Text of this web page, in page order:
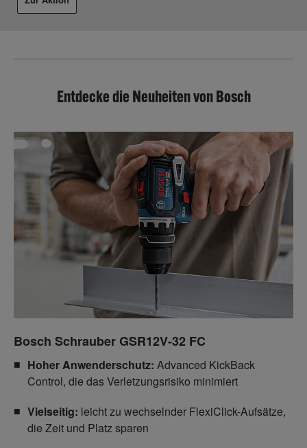
Entdecke die Neuheiten von Bosch
Bosch Schrauber GSR12V-32 FC
Hoher Anwenderschutz: Advanced KickBack
Control, die das Verletzungsrisiko minimiert
Vielseitig: leicht zu wechselnder FlexiClick-Aufsätze,
die Zeit und Platz sparen